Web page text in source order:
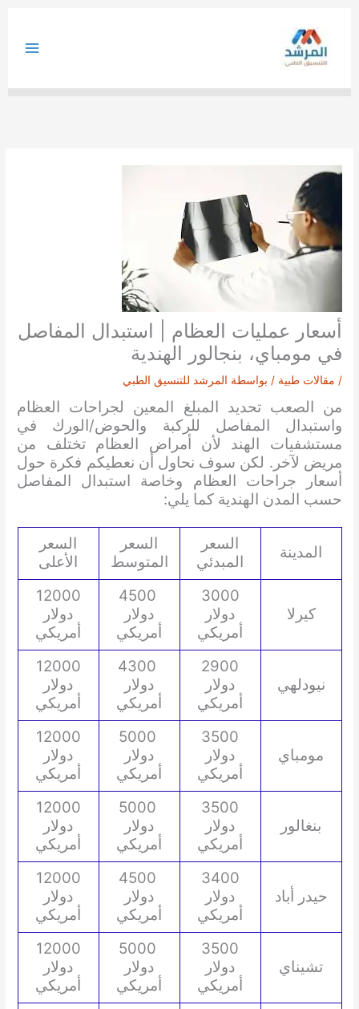
أسعار عمليات العظام | استبدال المفاصل
في مومباي، بنجالور الهندية
/ مقالات طبية / بواسطة المرشد للتنسيق الطبي
من الصعب تحديد المبلغ المعين لجراحات العظام
واستبدال المفاصل للركبة والحوض/الورك في
مستشفيات الهند لأن أمراض العظام تختلف من
مريض لآخر. لكن سوف نحاول أن نعطيكم فكرة حول
أسعار جراحات العظام وخاصة استبدال المفاصل
حسب المدن الهندية كما يلي:
المدينة
السعر
المبدئي
السعر
المتوسط
السعر
الأعلى
كيرلا
3000
دولار
أمريكي
4500
دولار
أمريكي
12000
دولار
أمريكي
نيودلهي
2900
دولار
أمريكي
4300
دولار
أمريكي
12000
دولار
أمريكي
مومباي
3500
دولار
أمريكي
5000
دولار
أمريكي
12000
دولار
أمريكي
بنغالور
3500
دولار
أمريكي
5000
دولار
أمريكي
12000
دولار
أمريكي
حيدر أباد
3400
دولار
أمريكي
4500
دولار
أمريكي
12000
دولار
أمريكي
تشيناي
3500
دولار
أمريكي
5000
دولار
أمريكي
12000
دولار
أمريكي